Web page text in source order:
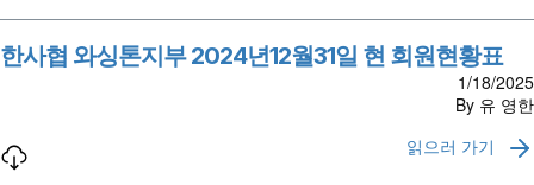
한사협 와싱톤지부 2024년12월31일 현 회원현황표
1/18/2025
By 유 영한
읽으러 가기